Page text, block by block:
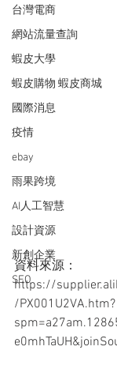
台灣電商
網站流量查詢
蝦皮大學
蝦皮購物 蝦皮商城
國際消息
疫情
ebay
雨果跨境
AI人工智慧
設計資源
新創企業
SEO
資料來源：
https://
/PX001U2VA.htm?